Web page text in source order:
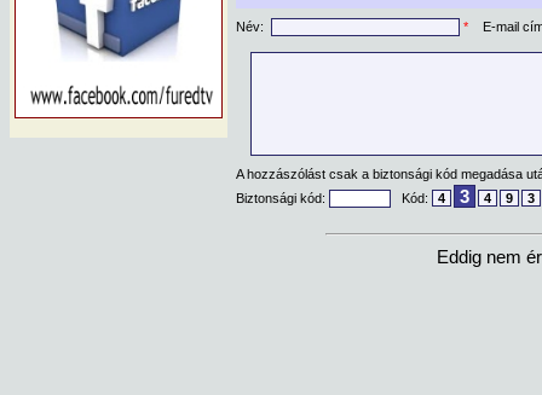
Név: * E-mail
A hozzászólást csak a biztonsági kód megadása
Biztonsági kód:
Kód: 4 3 4 9 3
Eddig nem